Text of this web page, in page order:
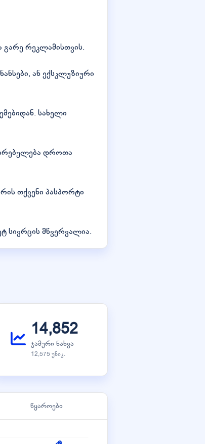
გარე რეკლამისთვის.
ან ექსკლუზიური
სახელი
დროთა
თქვენი პასპორტი
სივრცის მწვერვალია.
14,852
ჯამური ნახვა
12,575 უნიკ.
წყაროები